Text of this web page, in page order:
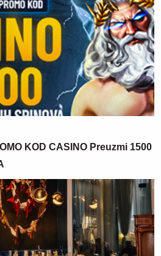
KOD CASINO Preuzmi 1500